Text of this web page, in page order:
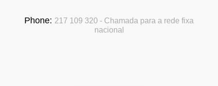
Phone: 217 109 320 - Chamada para a rede fixa
nacional